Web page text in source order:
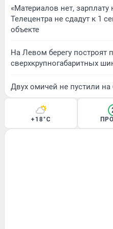
«Материалов нет, зарплату
Телецентра не сдадут к 1
объекте
На Левом берегу построят
сверхкрупногабаритных
Двух омичей не пустили
+18°C